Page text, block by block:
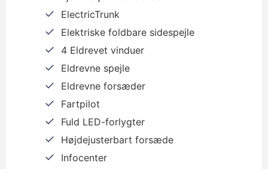
ElectricTrunk
Elektriske foldbare sidespejle
4 Eldrevet vinduer
Eldrevne spejle
Eldrevne forsæder
Fartpilot
Fuld LED-forlygter
Højdejusterbart forsæde
Infocenter